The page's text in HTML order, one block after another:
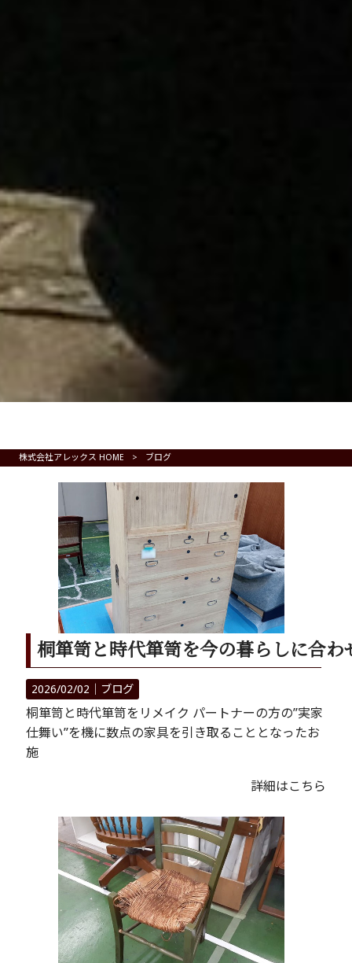
株式会社アレックス HOME > ブログ
桐箪笥と時代箪笥を今の暮らしに合わ
2026/02/02｜ ブログ
桐箪笥と時代箪笥をリメイク パートナーの方の”実家
仕舞い”を機に数点の家具を引き取ることとなったお
施
詳細はこちら